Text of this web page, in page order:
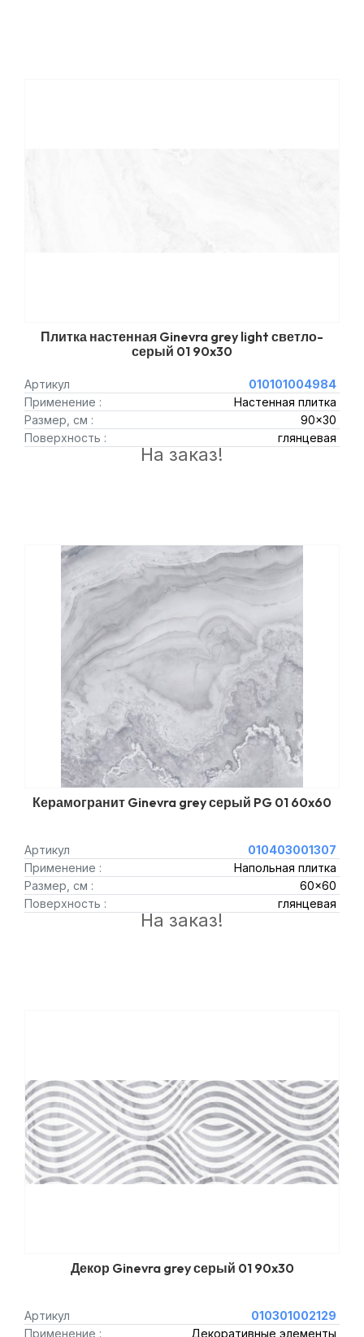
Плитка настенная Ginevra grey light светло-
серый 01 90x30
Артикул
010101004984
Применение :
Настенная плитка
Размер, см :
90x30
Поверхность :
глянцевая
На заказ!
Керамогранит Ginevra grey серый PG 01 60x60
Артикул
010403001307
Применение :
Напольная плитка
Размер, см :
60x60
Поверхность :
глянцевая
На заказ!
Декор Ginevra grey серый 01 90x30
Артикул
010301002129
Применение :
Декоративные элементы